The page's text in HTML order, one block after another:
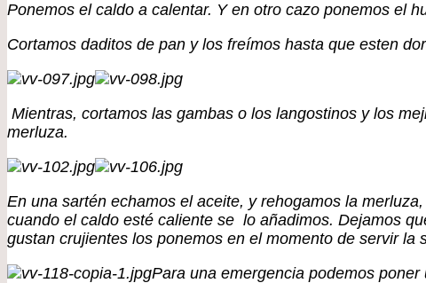
Ponemos el caldo a calentar. Y en otro cazo ponemos el
Cortamos daditos de pan y los freímos hasta que esten
Mientras, cortamos las gambas o los langostinos y los
merluza.
En una sartén echamos el aceite, y rehogamos la
cuando el caldo esté caliente se lo añadimos. Dejamos
gustan crujientes los ponemos en el momento de servir
Para una emergencia podemos